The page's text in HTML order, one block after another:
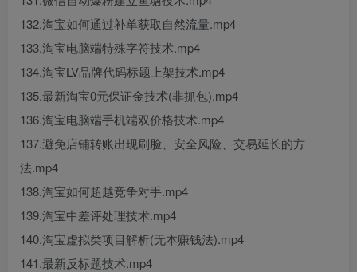
132.淘宝如何通过补单获取自然流量.mp4
133.淘宝电脑端特殊字符技术.mp4
134.淘宝LV品牌代码标题上架技术.mp4
135.最新淘宝0元保证金技术(非抓包).mp4
136.淘宝电脑端手机端双价格技术.mp4
137.避免店铺转账出现刷脸、安全风险、交易延长的方
法.mp4
138.淘宝如何超越竞争对手.mp4
139.淘宝中差评处理技术.mp4
140.淘宝虚拟类项目解析(无本赚钱法).mp4
141.最新反标题技术.mp4